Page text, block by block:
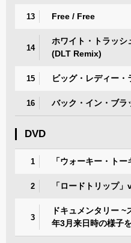
13 Free / Free
14
ホワイト・トラッ
(DLT Remix)
15 ビッグ・レディー
16 バック・イン・ブ
DVD
1 「ウォーキー・ト
2 「ロードトリップ
3
ドキュメンタリー
年3月来日時の様子